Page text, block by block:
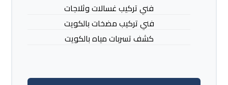
فني تركيب غسالات وثلاجات
فني تركيب مضخات بالكويت
كشف تسربات مياه بالكويت